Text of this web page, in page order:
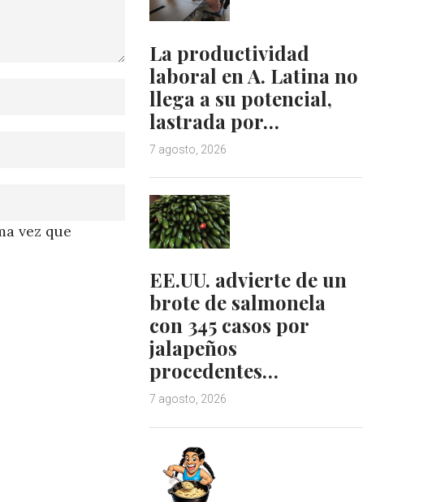
vez que
La productividad
laboral en A. Latina no
llega a su potencial,
lastrada por…
7 agosto, 2026
EE.UU. advierte de un
brote de salmonela
con 345 casos por
jalapeños
procedentes…
7 agosto, 2026